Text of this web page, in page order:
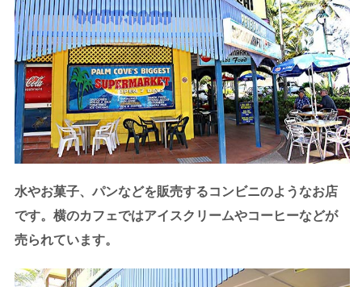
水やお菓子、パンなどを販売するコンビニのようなお店
です。横のカフェではアイスクリームやコーヒーなどが
売られています。